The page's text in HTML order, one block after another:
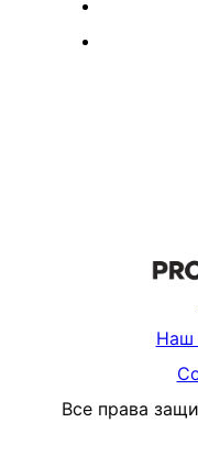
Наш
Все права